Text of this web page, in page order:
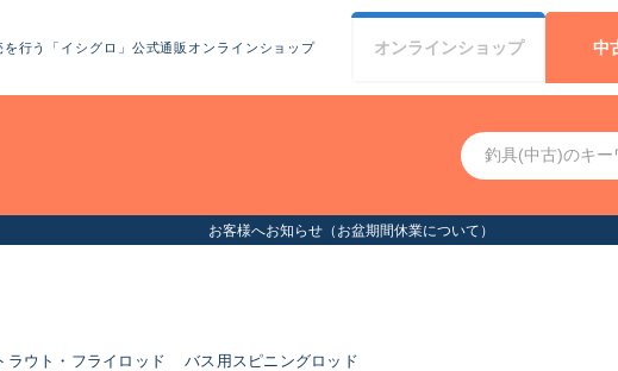
行う「イシグロ」公式通販オンラインショップ オンラインショップ 中
お客様へお知らせ（お盆期間休業について）
ラウト・フライロッド バス用スピニングロッド